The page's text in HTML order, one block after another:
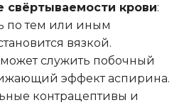
свёртываемости крови:
по тем или иным
вязкой.
служить побочный
эффект аспирина.
контрацептивы и